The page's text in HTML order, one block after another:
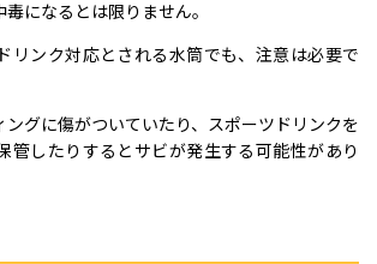
になるとは限りません。
リンク対応とされる水筒でも、注意は必要で
グに傷がついていたり、スポーツドリンクを
管したりするとサビが発生する可能性があり